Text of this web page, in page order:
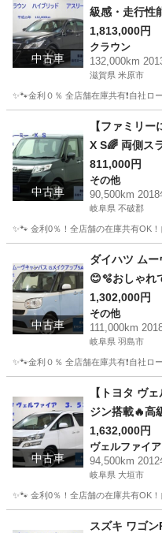
中古車
級感・走行性
1,813,000円
クラウン
132,000km
滋賀県 米原市
✨🐾金利０％ 全店舗在庫共有❗️自社
中古車
【ファミリ
X S🌈 両側ス
811,000円
その他
90,500km 2018
岐阜県 不破郡
✨🐾 金利0％！全店舗の在庫共有OK
その他 ル
中古車
ダイハツ ム
😊🫧おしゃれ
🌵🌈
1,302,000円
その他
111,000km
岐阜県 羽島市
✨🐾金利０％ 全店舗在庫共有❗️自社
その他 ム
中古車
【トヨタ ヴ
ジン搭載🔥高
1,632,000円
ヴェルファイア
94,500km 2012
岐阜県 大垣市
✨🐾 金利0％！全店舗の在庫共有OK
ヴェルファイア
スズキ ワゴン